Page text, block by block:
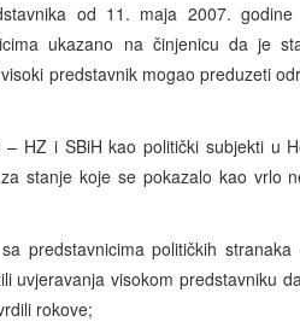
od 11. maja 2007. godine
ukazano na činjenicu da je
predstavnik mogao preduzeti
HZ i SBiH kao politički subjekti u
stanje koje se pokazalo kao vrlo
predstavnicima političkih
uvjeravanja visokom predstavniku
rokove;